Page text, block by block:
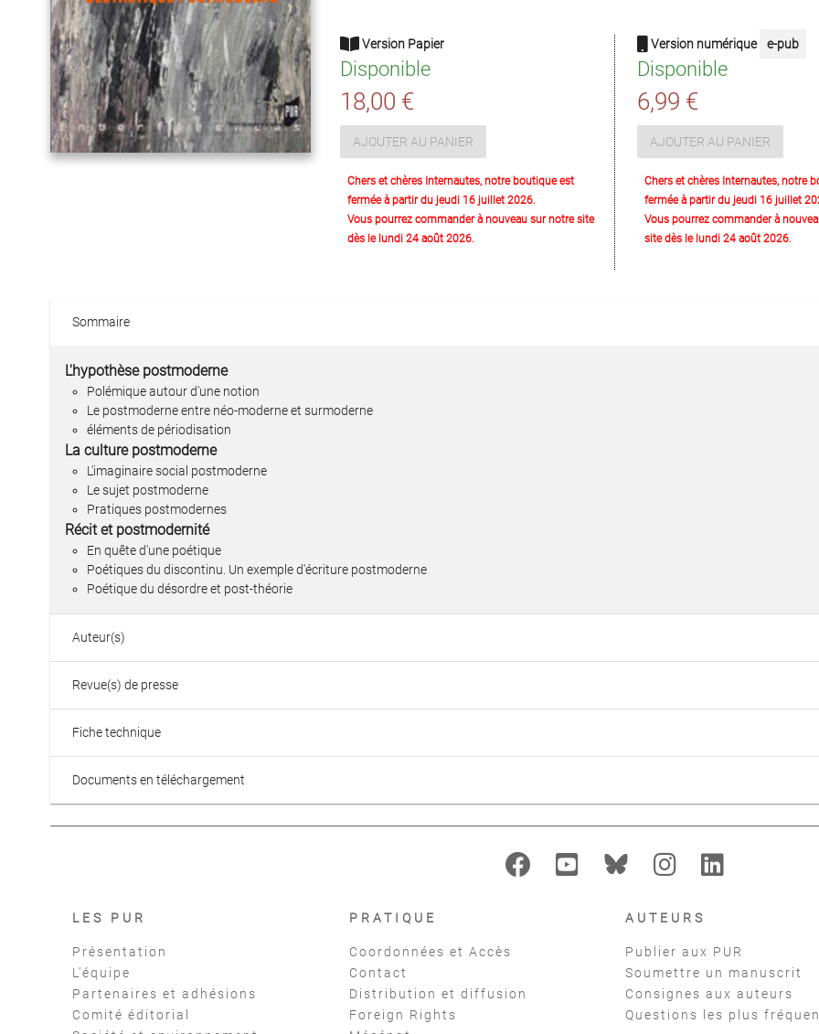
Version Papier
Disponible
18,00 €
AJOUTER AU PANIER
Chers et chères Internautes, notre boutique est
fermée à partir du jeudi 16 juillet 2026.
Vous pourrez commander à nouveau sur notre site
dès le lundi 24 août 2026.
Version numérique e-pub
Disponible
6,99 €
AJOUTER AU PANIER
Chers et chères Internautes, notre
fermée à partir du jeudi 16 juillet
Vous pourrez commander à
site dès le lundi 24 août 2026.
Sommaire
L'hypothèse postmoderne
Polémique autour d'une notion
Le postmoderne entre néo-moderne et surmoderne
éléments de périodisation
La culture postmoderne
L'imaginaire social postmoderne
Le sujet postmoderne
Pratiques postmodernes
Récit et postmodernité
En quête d'une poétique
Poétiques du discontinu. Un exemple d'écriture postmoderne
Poétique du désordre et post-théorie
Auteur(s)
Revue(s) de presse
Fiche technique
Documents en téléchargement
LES PUR
Présentation
L'équipe
Partenaires et adhésions
Comité éditorial
PRATIQUE
Coordonnées et Accès
Contact
Distribution et diffusion
Foreign Rights
AUTEURS
Publier aux PUR
Soumettre un manuscrit
Consignes aux auteurs
Questions les plus